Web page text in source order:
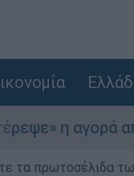
από
τα πρωτοσέλιδα